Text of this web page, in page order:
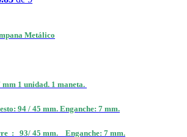
Metálico
mm 1 unidad. 1 maneta.
94 / 45 mm. Enganche: 7 mm.
: 93/ 45 mm. Enganche: 7 mm.